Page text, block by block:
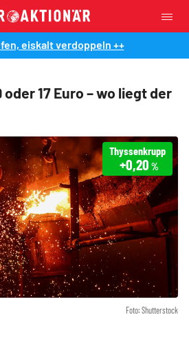
eiskalt verdoppeln ++
17 Euro – wo liegt der
Foto: Shutterstock
Thyssenkrupp
+0,20 %